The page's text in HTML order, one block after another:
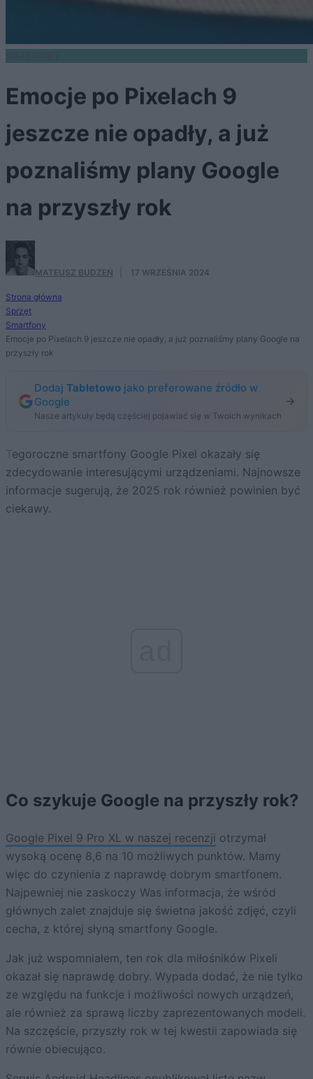
Emocje po Pixelach 9
jeszcze nie opadły, a już
poznaliśmy plany Google
na przyszły rok
MATEUSZ BUDZEŃ 17 WRZEŚNIA 2024
Strona główna
Sprzęt
Smartfony
Emocje po Pixelach 9 jeszcze nie opadły, a już poznaliśmy plany Google na
przyszły rok
Dodaj Tabletowo jako preferowane źródło w
Google
Nasze artykuły będą częściej pojawiać się w Twoich wynikach
Tegoroczne smartfony Google Pixel okazały się
zdecydowanie interesującymi urządzeniami. Najnowsze
informacje sugerują, że 2025 rok również powinien być
ciekawy.
Co szykuje Google na przyszły rok?
Google Pixel 9 Pro XL w naszej recenzji otrzymał
wysoką ocenę 8,6 na 10 możliwych punktów. Mamy
więc do czynienia z naprawdę dobrym smartfonem.
Najpewniej nie zaskoczy Was informacja, że wśród
głównych zalet znajduje się świetna jakość zdjęć, czyli
cecha, z której słyną smartfony Google.
Jak już wspomniałem, ten rok dla miłośników Pixeli
okazał się naprawdę dobry. Wypada dodać, że nie tylko
ze względu na funkcje i możliwości nowych urządzeń,
ale również za sprawą liczby zaprezentowanych modeli.
Na szczęście, przyszły rok w tej kwestii zapowiada się
równie obiecująco.